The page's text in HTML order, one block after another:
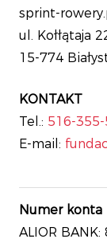
sprint-
ul. Kołłątaja
15-774
KONTAKT
Tel.: 516-
E-mail:
Numer konta
ALIOR